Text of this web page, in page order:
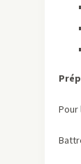
Pour